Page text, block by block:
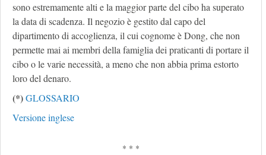
sono estremamente alti e la maggior parte del cibo ha superato
la data di scadenza. Il negozio è gestito dal capo del
dipartimento di accoglienza, il cui cognome è Dong, che non
permette mai ai membri della famiglia dei praticanti di portare il
cibo o le varie necessità, a meno che non abbia prima estorto
loro del denaro.
(*)GLOSSARIO
Versione inglese
* * *